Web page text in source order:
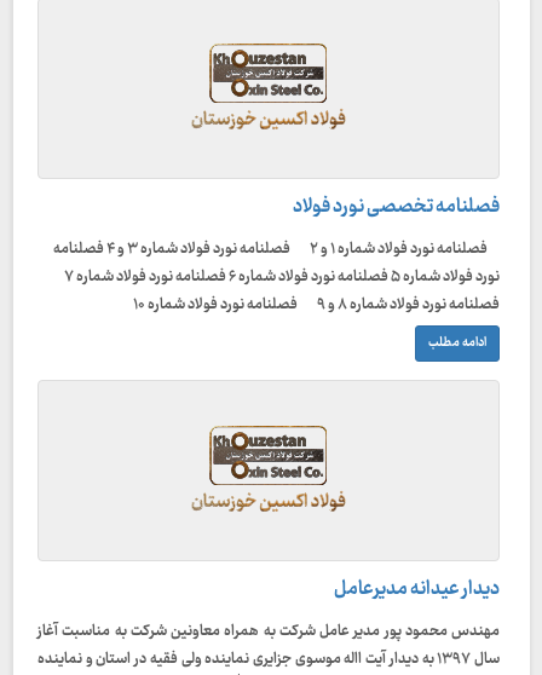
فصلنامه تخصصی نورد فولاد
فصلنامه نورد فولاد شماره ۱ و ۲ فصلنامه نورد فولاد شماره ۳ و ۴ فصلنامه
نورد فولاد شماره ۵ فصلنامه نورد فولاد شماره ۶ فصلنامه نورد فولاد شماره ۷
فصلنامه نورد فولاد شماره ۸ و ۹ فصلنامه نورد فولاد شماره ۱۰
ادامه مطلب
دیدار عیدانه مدیرعامل
مهندس محمود پور مدیر عامل شرکت به همراه معاونین شرکت به مناسبت آغاز
سال ۱۳۹۷ به دیدار آیت االه موسوی جزایری نماینده ولی فقیه در استان و نماینده